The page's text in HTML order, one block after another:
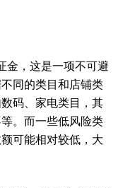
金，这是一项不可避
同的类目和店铺类
码、家电类目，其
。而一些低风险类
可能相对较低，大